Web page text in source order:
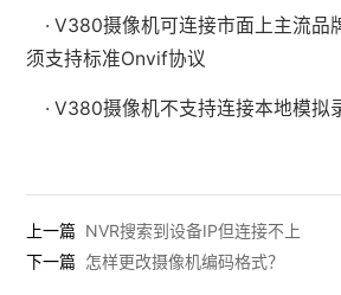
· V380摄像机可连接市面上主流品
须支持标准Onvif协议
· V380摄像机不支持连接本地模拟
上一篇 NVR搜索到设备IP但连接不上
下一篇 怎样更改摄像机编码格式？